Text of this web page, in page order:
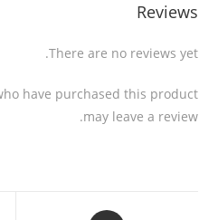
Reviews
There are no reviews yet.
have purchased this product
may leave a review.